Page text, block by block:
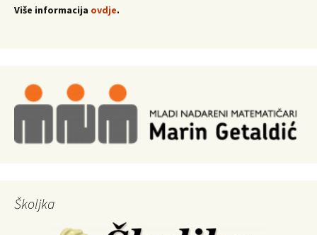
Više informacija ovdje.
Školjka